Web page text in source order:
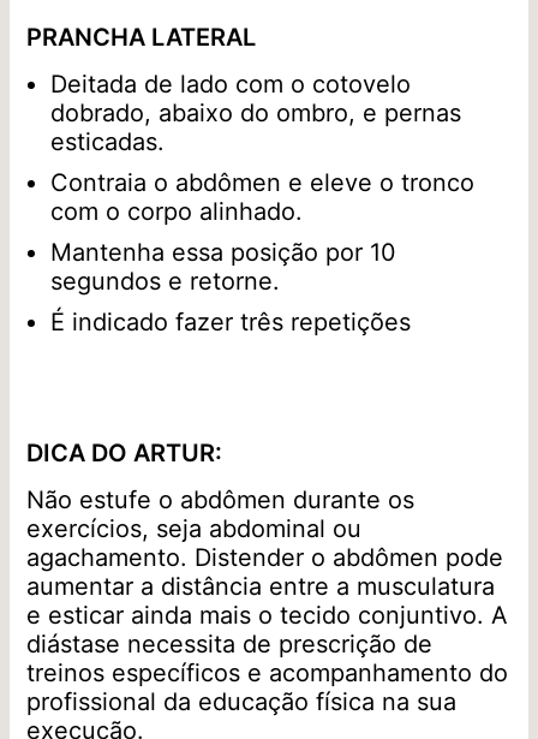
PRANCHA LATERAL
Deitada de lado com o cotovelo
dobrado, abaixo do ombro, e pernas
esticadas.
Contraia o abdômen e eleve o tronco
com o corpo alinhado.
Mantenha essa posição por 10
segundos e retorne.
É indicado fazer três repetições
DICA DO ARTUR:
Não estufe o abdômen durante os
exercícios, seja abdominal ou
agachamento. Distender o abdômen pode
aumentar a distância entre a musculatura
e esticar ainda mais o tecido conjuntivo. A
diástase necessita de prescrição de
treinos específicos e acompanhamento do
profissional da educação física na sua
execução.